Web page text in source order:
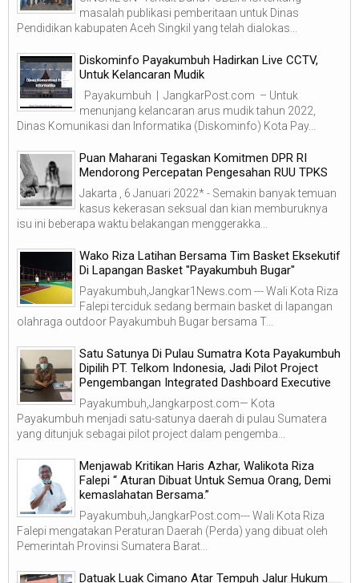
masalah publikasi pemberitaan untuk Dinas
Pendidikan kabupaten Aceh Singkil yang telah dialokas...
Diskominfo Payakumbuh Hadirkan Live CCTV,
Untuk Kelancaran Mudik
Payakumbuh | JangkarPost.com – Untuk
menunjang kelancaran arus mudik tahun 2022,
Dinas Komunikasi dan Informatika (Diskominfo) Kota Pay...
Puan Maharani Tegaskan Komitmen DPR RI
Mendorong Percepatan Pengesahan RUU TPKS
Jakarta , 6 Januari 2022* - Semakin banyak temuan
kasus kekerasan seksual dan kian memburuknya
isu ini beberapa waktu belakangan menggerakka...
Wako Riza Latihan Bersama Tim Basket Eksekutif
Di Lapangan Basket "Payakumbuh Bugar"
Payakumbuh,Jangkar1News.com --- Wali Kota Riza
Falepi terciduk sedang bermain basket di lapangan
olahraga outdoor Payakumbuh Bugar bersama T...
Satu Satunya Di Pulau Sumatra Kota Payakumbuh
Dipilih PT. Telkom Indonesia, Jadi Pilot Project
Pengembangan Integrated Dashboard Executive
Payakumbuh,Jangkarpost.com— Kota
Payakumbuh menjadi satu-satunya daerah di pulau Sumatera
yang ditunjuk sebagai pilot project dalam pengemba...
Menjawab Kritikan Haris Azhar, Walikota Riza
Falepi “ Aturan Dibuat Untuk Semua Orang, Demi
kemaslahatan Bersama.”
Payakumbuh,JangkarPost.com--- Wali Kota Riza
Falepi mengatakan Peraturan Daerah (Perda) yang dibuat oleh
Pemerintah Provinsi Sumatera Barat...
Datuak Luak Cimano Atar Tempuh Jalur Hukum